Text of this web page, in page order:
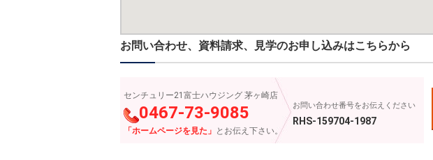
お問い合わせ、資料請求、見学のお申し込みはこちらから
センチュリー21富士ハウジング 茅ヶ崎店
0467-73-9085
「ホームページを見た」 とお伝え下さい。
お問い合わせ番号をお伝えください
RHS-159704-1987